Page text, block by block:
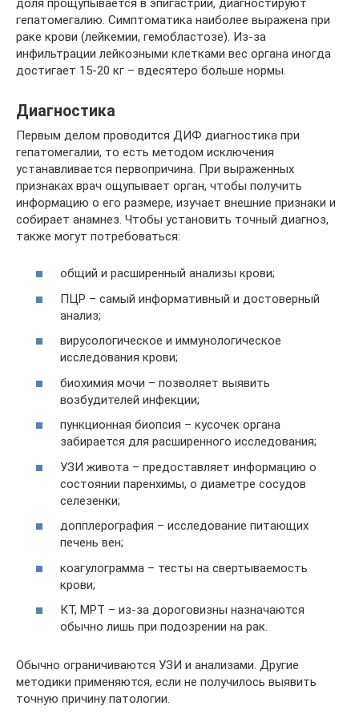
гепатомегалию. Симптоматика наиболее выражена при
раке крови (лейкемии, гемобластозе). Из-за
инфильтрации лейкозными клетками вес органа иногда
достигает 15-20 кг – вдесятеро больше нормы.
Диагностика
Первым делом проводится ДИФ диагностика при
гепатомегалии, то есть методом исключения
устанавливается первопричина. При выраженных
признаках врач ощупывает орган, чтобы получить
информацию о его размере, изучает внешние признаки и
собирает анамнез. Чтобы установить точный диагноз,
также могут потребоваться:
общий и расширенный анализы крови;
ПЦР – самый информативный и достоверный
анализ;
вирусологическое и иммунологическое
исследования крови;
биохимия мочи – позволяет выявить
возбудителей инфекции;
пункционная биопсия – кусочек органа
забирается для расширенного исследования;
УЗИ живота – предоставляет информацию о
состоянии паренхимы, о диаметре сосудов
селезенки;
допплерография – исследование питающих
печень вен;
коагулограмма – тесты на свертываемость
крови;
КТ, МРТ – из-за дороговизны назначаются
обычно лишь при подозрении на рак.
Обычно ограничиваются УЗИ и анализами. Другие
методики применяются, если не получилось выявить
точную причину патологии.